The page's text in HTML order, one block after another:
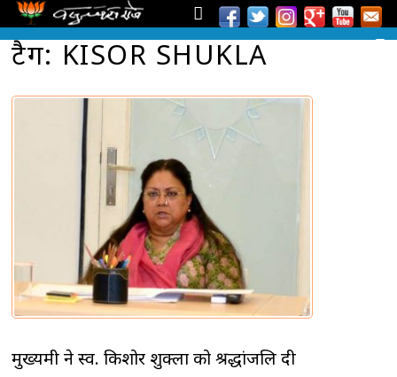
टैग: KISOR SHUKLA
मुख्यमंत्री ने स्व. किशोर शुक्ला को श्रद्धांजलि दी